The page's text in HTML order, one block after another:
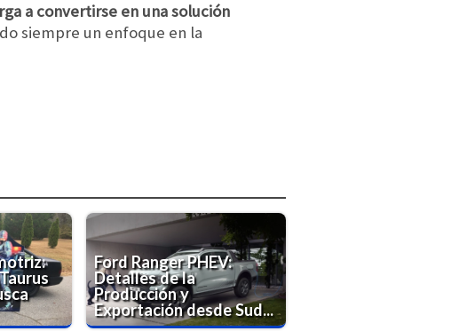
a convertirse en una solución
siempre un enfoque en la
Ford Ranger PHEV:
Detalles de la
Producción y
Exportación desde Sud...